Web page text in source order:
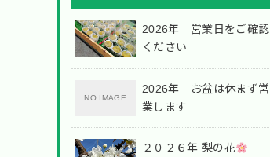
2026年 営業日をご確認
ください
2026年 お盆は休まず営
業します
２０２６年 梨の花